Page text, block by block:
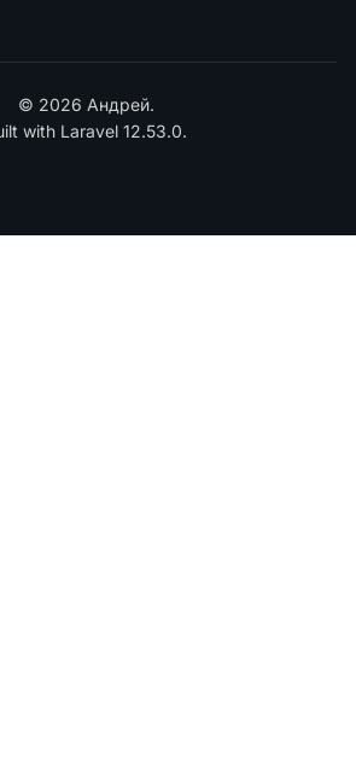
© 2026 Андрей.
with Laravel 12.53.0.